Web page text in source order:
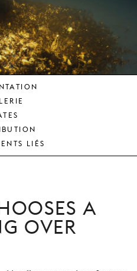
JEUNE
PUBLIC
LA
MONNAIE
SOUTENIR
LIÉS
A
OVER